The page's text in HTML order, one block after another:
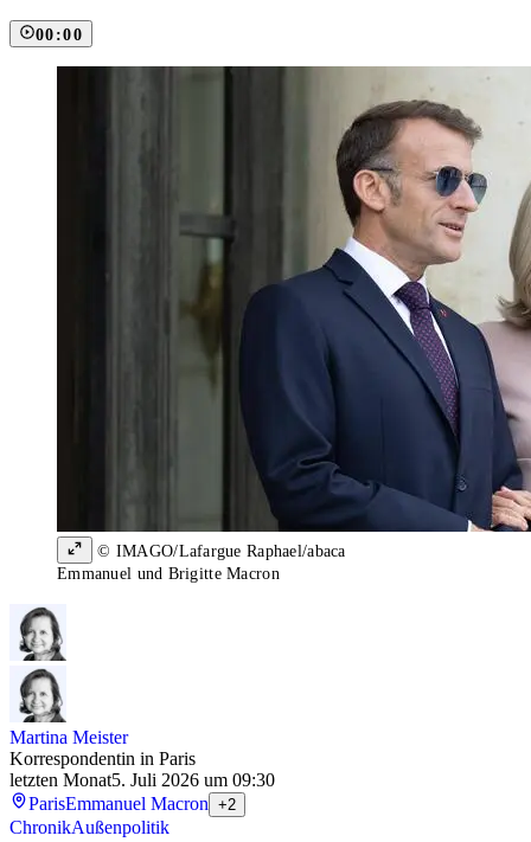
00:00
© IMAGO/Lafargue Raphael/abaca
Emmanuel und Brigitte Macron
Martina Meister
Korrespondentin in Paris
letzten Monat5. Juli 2026 um 09:30
ParisEmmanuel Macron +2
ChronikAußenpolitik